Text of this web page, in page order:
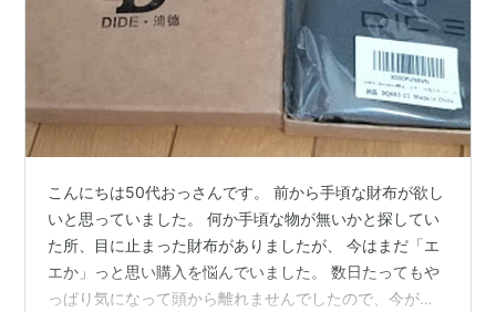
こんにちは50代おっさんです。 前から手頃な財布が欲し
いと思っていました。 何か手頃な物が無いかと探してい
た所、目に止まった財布がありましたが、 今はまだ「エ
エか」っと思い購入を悩んでいました。 数日たってもや
っぱり気になって頭から離れませんでしたので、今が買